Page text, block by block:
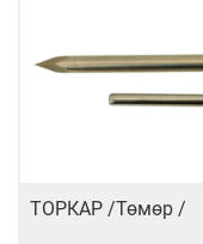
ТОРКАР /Төмөр /